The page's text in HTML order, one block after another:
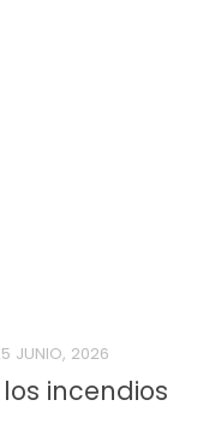
JUNIO, 2026
incendios